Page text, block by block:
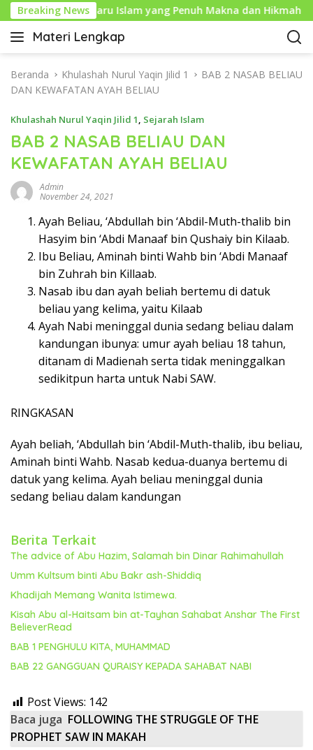
a
Breaking News
Tahun Baru Islam yang Penuh Makna dan Hikmah
Materi Lengkap
I
f
o
e
n
d
i
i
a
L
n
k
Beranda Khulashah Nurul Yaqin Jilid 1
BAB 2 NASAB BELIAU
DAN KEWAFATAN AYAH BELIAU
Khulashah Nurul Yaqin Jilid 1, Sejarah Islam
BAB 2 NASAB BELIAU DAN
KEWAFATAN AYAH BELIAU
Admin
November 24, 2021
Ayah Beliau, ‘Abdullah bin ‘Abdil-Muth-thalib bin
Hasyim bin ‘Abdi Manaaf bin Qushaiy bin Kilaab.
Ibu Beliau, Aminah binti Wahb bin ‘Abdi Manaaf
bin Zuhrah bin Killaab.
Nasab ibu dan ayah beliah bertemu di datuk
beliau yang kelima, yaitu Kilaab
Ayah Nabi meninggal dunia sedang beliau dalam
kandungan ibunya: umur ayah beliau 18 tahun,
ditanam di Madienah serta tidak meninggalkan
sedikitpun harta untuk Nabi SAW.
RINGKASAN
Ayah beliah, ‘Abdullah bin ‘Abdil-Muth-thalib, ibu beliau,
Aminah binti Wahb. Nasab kedua-duanya bertemu di
datuk yang kelima. Ayah beliau meninggal dunia
sedang beliau dalam kandungan
Berita Terkait
The advice of Abu Hazim, Salamah bin Dinar Rahimahullah
Umm Kultsum binti Abu Bakr ash-Shiddiq
Khadijah Memang Wanita Istimewa.
Kisah Abu al-Haitsam bin at-Tayhan Sahabat Anshar The First
BelieverRead
BAB 1 PENGHULU KITA, MUHAMMAD
BAB 22 GANGGUAN QURAISY KEPADA SAHABAT NABI
Post Views: 142
Baca juga FOLLOWING THE STRUGGLE OF THE
PROPHET SAW IN MAKAH